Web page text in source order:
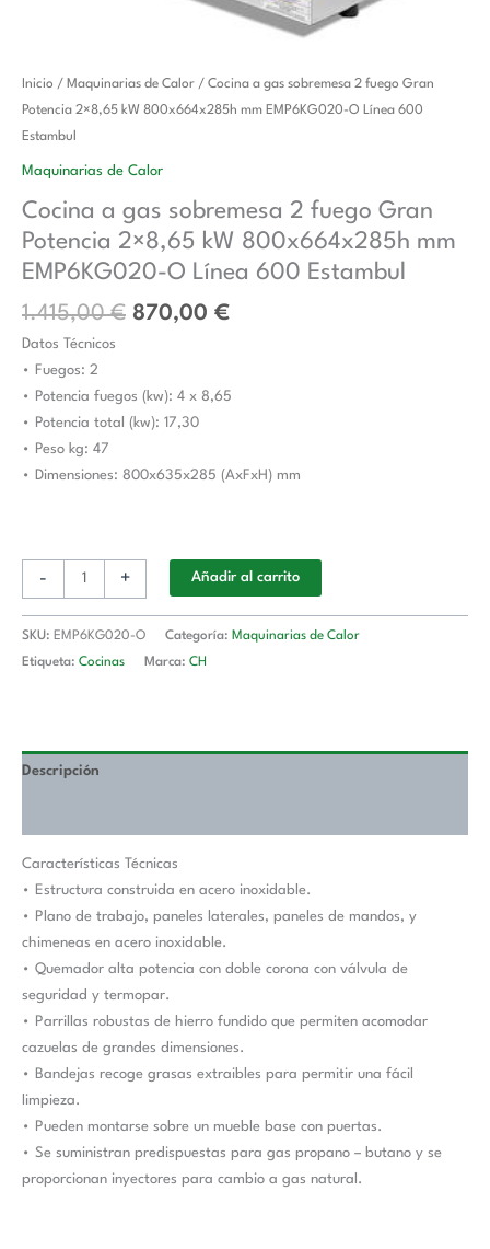
Inicio / Maquinarias de Calor / Cocina a gas sobremesa 2 fuego Gran
Potencia 2×8,65 kW 800x664x285h mm EMP6KG020-O Línea 600
Estambul
Maquinarias de Calor
Cocina a gas sobremesa 2 fuego Gran
Potencia 2×8,65 kW 800x664x285h mm
EMP6KG020-O Línea 600 Estambul
1.415,00€
El
precio
era:
870,00 €
El
precio
Datos Técnicos
• Fuegos: 2
• Potencia fuegos (kw): 4 x 8,65
• Potencia total (kw): 17,30
• Peso kg: 47
• Dimensiones: 800x635x285 (AxFxH) mm
-
Cocina
a
gas
sobremesa
fuego
Gran
Potencia
kW
800x664x285h
mm
EMP6KG020-
O
Línea
600
+ Añadir al carrito
SKU: EMP6KG020-O Categoría: Maquinarias de Calor
Etiqueta: Cocinas Marca: CH
Descripción
Características Técnicas
• Estructura construida en acero inoxidable.
• Plano de trabajo, paneles laterales, paneles de mandos, y
chimeneas en acero inoxidable.
• Quemador alta potencia con doble corona con válvula de
seguridad y termopar.
• Parrillas robustas de hierro fundido que permiten acomodar
cazuelas de grandes dimensiones.
• Bandejas recoge grasas extraibles para permitir una fácil
limpieza.
• Pueden montarse sobre un mueble base con puertas.
• Se suministran predispuestas para gas propano – butano y se
proporcionan inyectores para cambio a gas natural.